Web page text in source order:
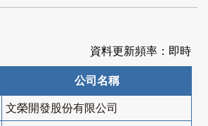
資料更新頻率：即時
公司名稱
文榮開發股份有限公司